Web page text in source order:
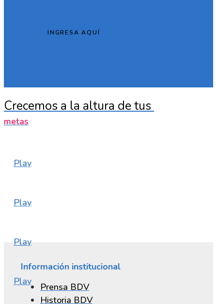
INGRESA AQUÍ
Crecemos a la altura de tus
metas
Play
Play
Play
Play
Información institucional
Prensa BDV
Historia BDV